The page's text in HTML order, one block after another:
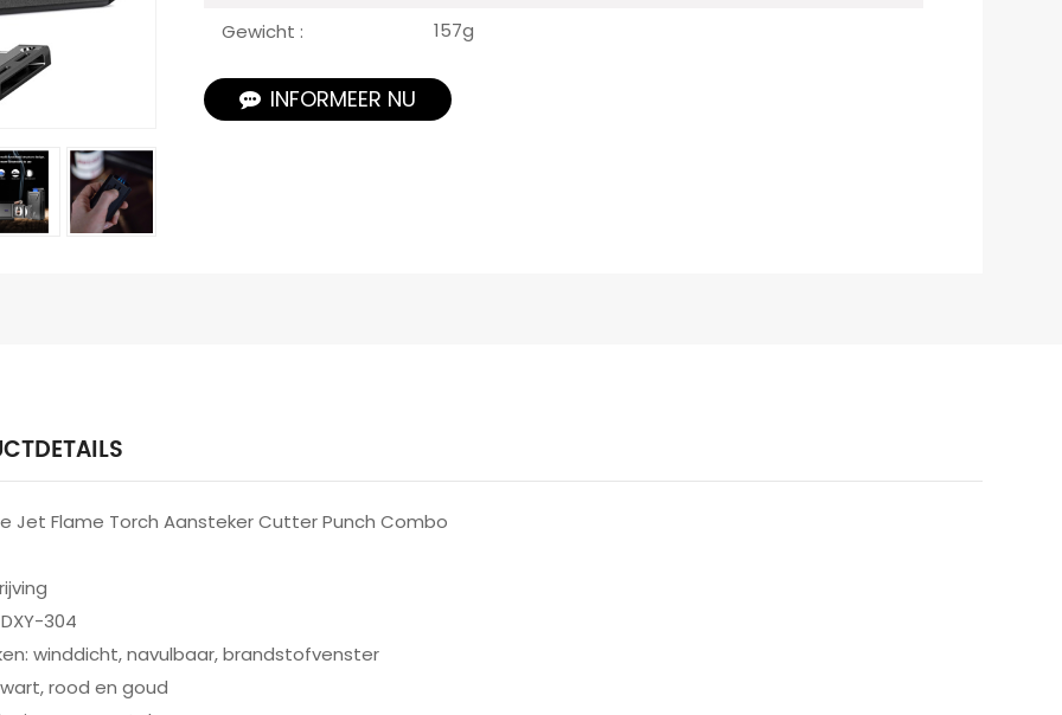
Gewicht :
157g
INFORMEER NU
Jet Flame Torch Aansteker Cutter Punch Combo
304
winddicht, navulbaar, brandstofvenster
rood en goud